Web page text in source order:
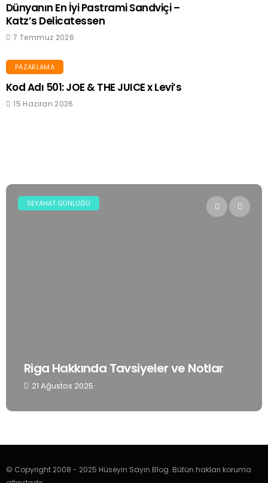
Dünyanın En İyi Pastrami Sandviçi –
Katz’s Delicatessen
7 Temmuz 2026
PAZARLAMA
Kod Adı 501: JOE & THE JUICE x Levi’s
15 Haziran 2026
SEYAHAT GÜNLÜĞÜ
Riga Hakkında Tavsiyeler ve Notlar
21 Ağustos 2025
© Copyright 2008 - 2025 Hüseyin Sayın Blog. Bütün hakları koruma